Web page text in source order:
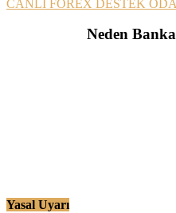
CANLI FOREX DESTEK
Neden
Yasal Uyarı